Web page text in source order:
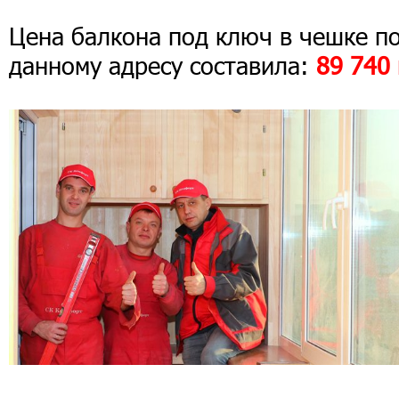
Цена балкона под ключ в чешке
данному адресу составила: 89 740